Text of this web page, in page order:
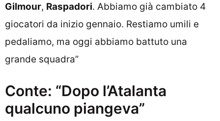
Gilmour, Raspadori. Abbiamo già cambiato 4
giocatori da inizio gennaio. Restiamo umili e
pedaliamo, ma oggi abbiamo battuto una
grande squadra”
Conte: “Dopo l’Atalanta
qualcuno piangeva”